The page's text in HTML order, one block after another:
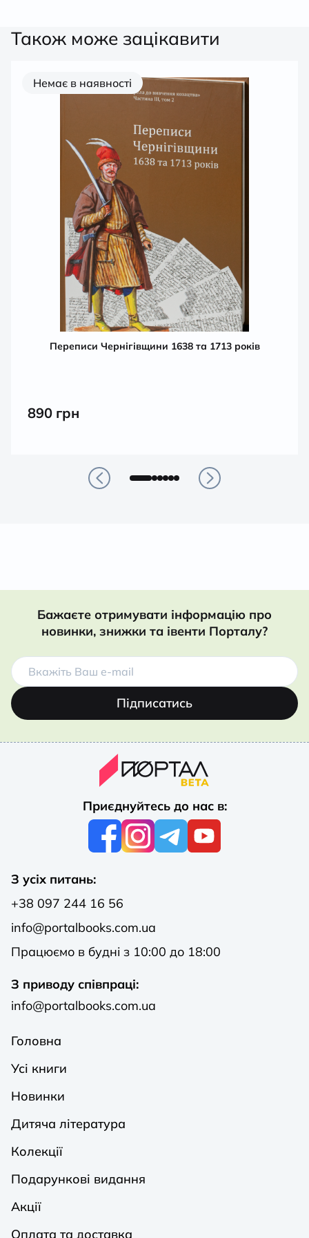
Також може зацікавити
Немає в наявності
Переписи Чернігівщини 1638 та 1713 років
890 грн
Бажаєте отримувати інформацію про
новинки, знижки та івенти Порталу?
Підписатись
Приєднуйтесь до нас в:
З усіх питань:
+38 097 244 16 56
info@portalbooks.com.ua
Працюємо в будні з 10:00 до 18:00
З приводу співпраці:
info@portalbooks.com.ua
Головна
Усі книги
Новинки
Дитяча література
Колекції
Подарункові видання
Акції
Оплата та доставка